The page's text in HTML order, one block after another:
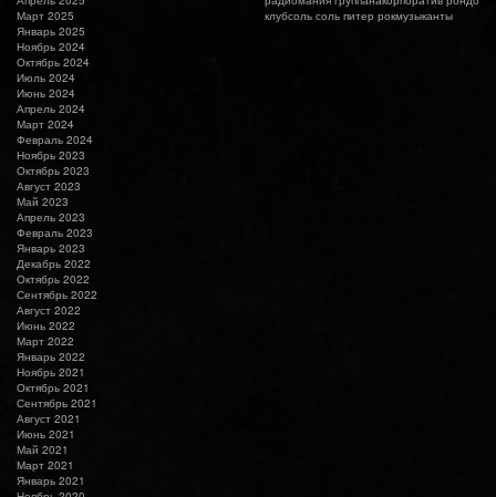
Март 2025
Январь 2025
Ноябрь 2024
Октябрь 2024
Июль 2024
Июнь 2024
Апрель 2024
Март 2024
Февраль 2024
Ноябрь 2023
Октябрь 2023
Август 2023
Май 2023
Апрель 2023
Февраль 2023
Январь 2023
Декабрь 2022
Октябрь 2022
Сентябрь 2022
Август 2022
Июнь 2022
Март 2022
Январь 2022
Ноябрь 2021
Октябрь 2021
Сентябрь 2021
Август 2021
Июнь 2021
Май 2021
Март 2021
Январь 2021
клубсоль соль питер рокмузыканты